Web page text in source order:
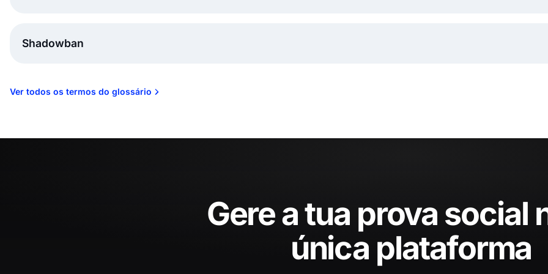
Shadowban
Ver todos os termos do glossário
Gere a tua prova social
única plataforma